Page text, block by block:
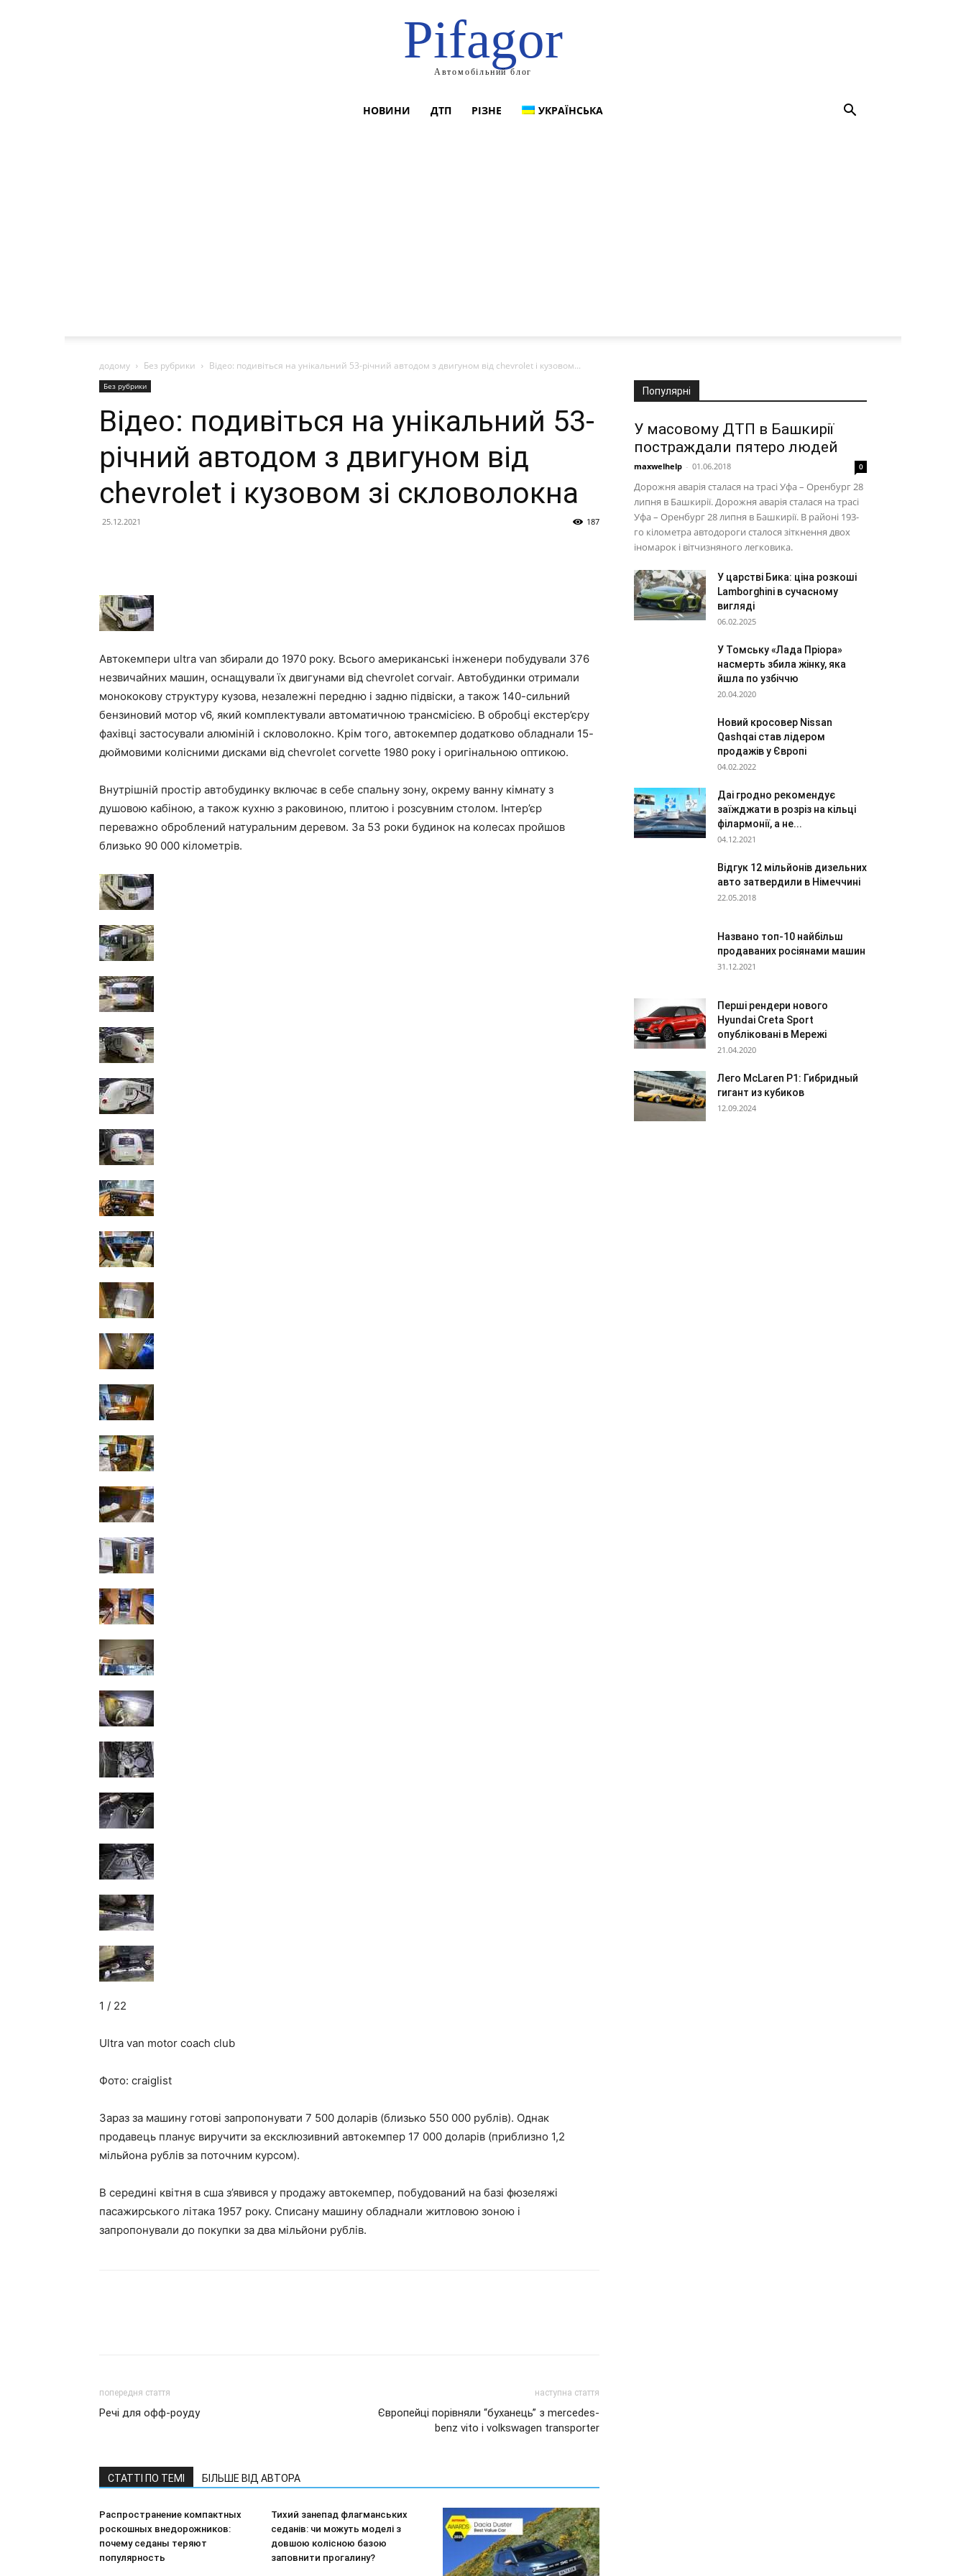
Pifagor
Автомобільний блог
НОВИНИ ДТП РІЗНЕ УКРАЇНСЬКА
додому Без рубрики Відео: подивіться на унікальний 53-річний автодом з двигуном від chevrolet і кузовом...
Без рубрики
Відео: подивіться на унікальний 53-
річний автодом з двигуном від
chevrolet і кузовом зі скловолокна
25.12.2021 187
Автокемпери ultra van збирали до 1970 року. Всього американські інженери побудували 376
незвичайних машин, оснащували їх двигунами від chevrolet corvair. Автобудинки отримали
монококову структуру кузова, незалежні передню і задню підвіски, а також 140-сильний
бензиновий мотор v6, який комплектували автоматичною трансмісією. В обробці екстер’єру
фахівці застосували алюміній і скловолокно. Крім того, автокемпер додатково обладнали 15-
дюймовими колісними дисками від chevrolet corvette 1980 року і оригінальною оптикою.
Внутрішній простір автобудинку включає в себе спальну зону, окрему ванну кімнату з
душовою кабіною, а також кухню з раковиною, плитою і розсувним столом. Інтер’єр
переважно оброблений натуральним деревом. За 53 роки будинок на колесах пройшов
близько 90 000 кілометрів.
1 / 22
Ultra van motor coach club
Фото: craiglist
Зараз за машину готові запропонувати 7 500 доларів (близько 550 000 рублів). Однак
продавець планує виручити за ексклюзивний автокемпер 17 000 доларів (приблизно 1,2
мільйона рублів за поточним курсом).
В середині квітня в сша з’явився у продажу автокемпер, побудований на базі фюзеляжі
пасажирського літака 1957 року. Списану машину обладнали житловою зоною і
запропонували до покупки за два мільйони рублів.
попередня стаття
Речі для офф-роуду
наступна стаття
Європейці порівняли “буханець” з mercedes-
benz vito і volkswagen transporter
СТАТТІ ПО ТЕМІ БІЛЬШЕ ВІД АВТОРА
Распространение компактных
роскошных внедорожников:
почему седаны теряют
популярность
Тихий занепад флагманських
седанів: чи можуть моделі з
довшою колісною базою
заповнити прогалину?
Популярні
У масовому ДТП в Башкирії
постраждали пятеро людей
maxwelhelp - 01.06.2018 0
Дорожня аварія сталася на трасі Уфа – Оренбург 28
липня в Башкирії. Дорожня аварія сталася на трасі
Уфа – Оренбург 28 липня в Башкирії. В районі 193-
го кілометра автодороги сталося зіткнення двох
іномарок і вітчизняного легковика.
У царстві Бика: ціна розкоші
Lamborghini в сучасному
вигляді
06.02.2025
У Томську «Лада Пріора»
насмерть збила жінку, яка
йшла по узбіччю
20.04.2020
Новий кросовер Nissan
Qashqai став лідером
продажів у Європі
04.02.2022
Даі гродно рекомендує
заїжджати в розріз на кільці
філармонії, а не...
04.12.2021
Відгук 12 мільйонів дизельних
авто затвердили в Німеччині
22.05.2018
Названо топ-10 найбільш
продаваних росіянами машин
31.12.2021
Перші рендери нового
Hyundai Creta Sport
опубліковані в Мережі
21.04.2020
Лего McLaren P1: Гибридный
гигант из кубиков
12.09.2024